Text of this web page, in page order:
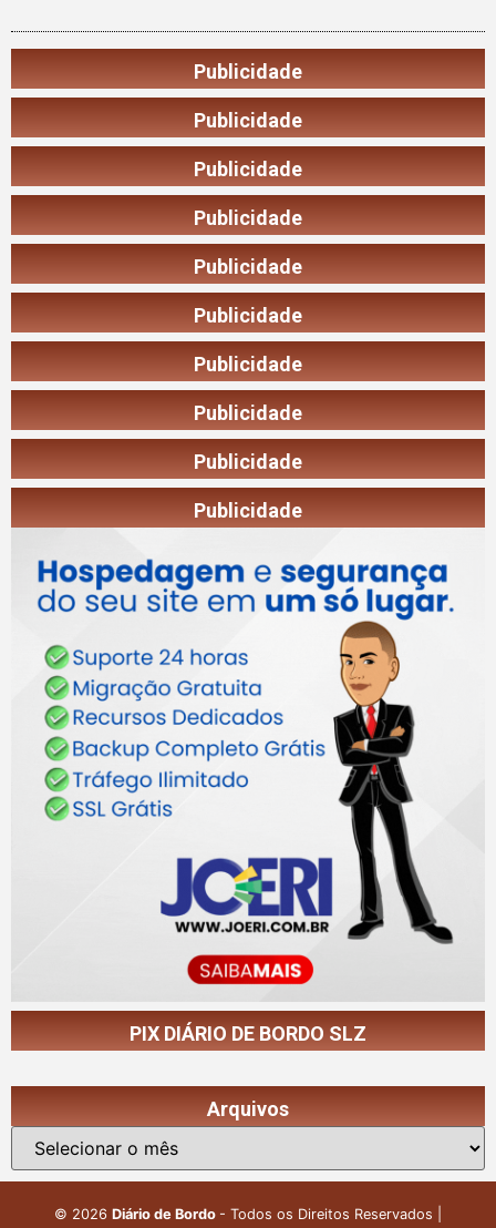
Publicidade
Publicidade
Publicidade
Publicidade
Publicidade
Publicidade
Publicidade
Publicidade
Publicidade
Publicidade
PIX DIÁRIO DE BORDO SLZ
Arquivos
© 2026 Diário de Bordo - Todos os Direitos Reservados |